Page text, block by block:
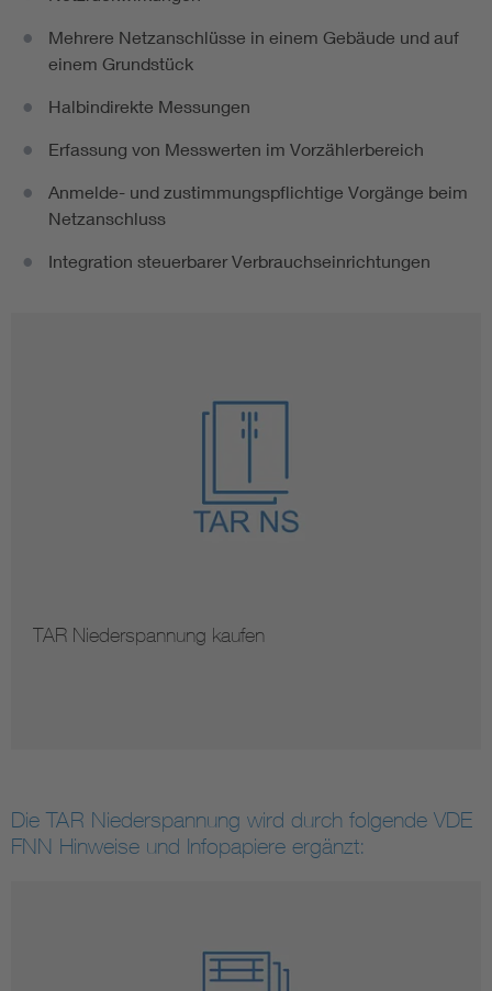
Mehrere Netzanschlüsse in einem Gebäude und auf
einem Grundstück
Halbindirekte Messungen
Erfassung von Messwerten im Vorzählerbereich
Anmelde- und zustimmungspflichtige Vorgänge beim
Netzanschluss
Integration steuerbarer Verbrauchseinrichtungen
TAR Niederspannung kaufen
Die TAR Niederspannung wird durch folgende VDE
FNN Hinweise und Infopapiere ergänzt: